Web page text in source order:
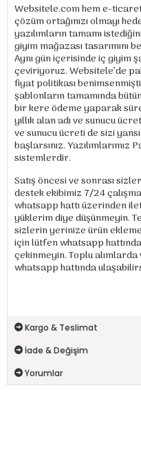
Websitele.com hem e-
çözüm ortağınızı olmayı
yazılımların tamamı
giyim mağazası tasarımını
Aynı gün içerisinde iç giyim
çeviriyoruz. Websitele’de
fiyat politikası
şablonların tamamında
bir kere ödeme yaparak
yıllık alan adı ve sunucu
ve sunucu ücreti de sizi
başlarsınız. Yazılımlarımız
sistemlerdir.
Satış öncesi ve sonrası
destek ekibimiz 7/24
whatsapp hattı üzerinden
yüklerim diye düşünmeyin.
sizlerin yerinize ürün
için lütfen whatsapp
çekinmeyin. Toplu alımlarda
whatsapp hattında
Kargo & Teslimat
İade & Değişim
Yorumlar